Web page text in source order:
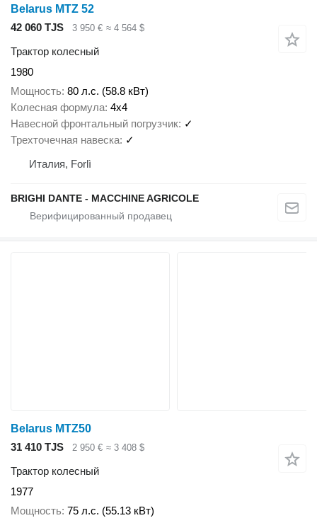
Belarus MTZ 52
42 060 TJS
3 950 € ≈ 4 564 $
Трактор колесный
1980
Мощность 80 л.с. (58.8 кВт)
Колесная формула 4x4
Навесной фронтальный погрузчик ✓
Трехточечная навеска ✓
Италия, Forlì
BRIGHI DANTE - MACCHINE AGRICOLE
Belarus MTZ50
31 410 TJS
2 950 € ≈ 3 408 $
Трактор колесный
1977
Мощность 75 л.с. (55.13 кВт)